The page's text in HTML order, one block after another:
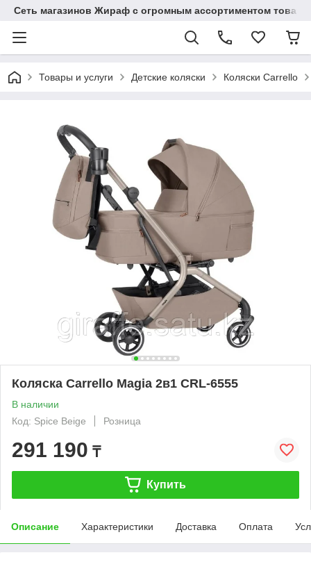
Сеть магазинов Жираф с огромным ассортиментом
Товары и услуги Детские коляски Коляски Carrello
Коляска Carrello Magia 2в1 CRL-6555
В наличии
Код: Spice Beige
Розница
291 190 ₸
Купить
Описание Характеристики Доставка Оплата